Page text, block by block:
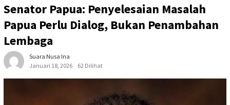
Senator Papua: Penyelesaian Masalah
Papua Perlu Dialog, Bukan Penambahan
Lembaga
Suara Nusa Ina
Januari 18, 2026
62 Dilihat